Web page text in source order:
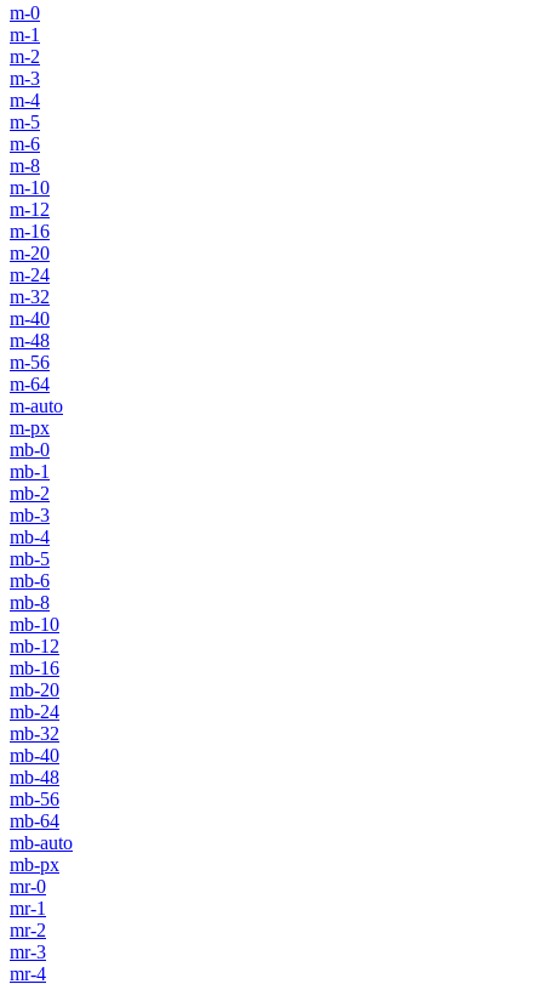
m-0
m-1
m-2
m-3
m-4
m-5
m-6
m-8
m-10
m-12
m-16
m-20
m-24
m-32
m-40
m-48
m-56
m-64
m-auto
m-px
mb-0
mb-1
mb-2
mb-3
mb-4
mb-5
mb-6
mb-8
mb-10
mb-12
mb-16
mb-20
mb-24
mb-32
mb-40
mb-48
mb-56
mb-64
mb-auto
mb-px
mr-0
mr-1
mr-2
mr-3
mr-4